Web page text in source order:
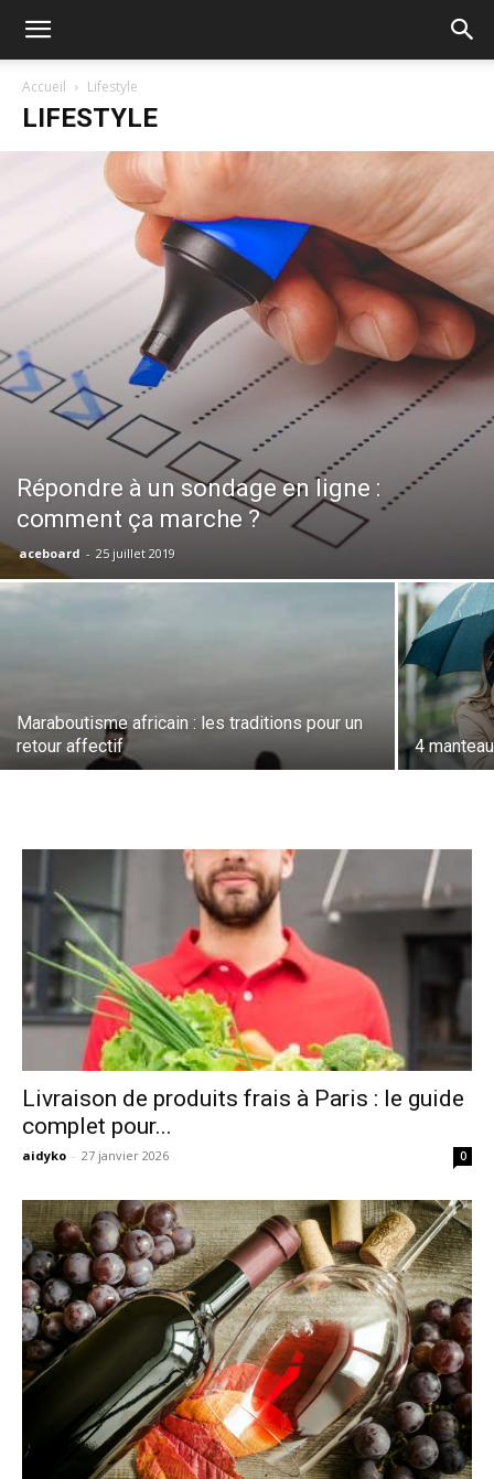
Accueil Lifestyle
LIFESTYLE
Répondre à un sondage en ligne :
comment ça marche ?
aceboard - 25 juillet 2019
Maraboutisme africain : les traditions pour un
retour affectif
4
Livraison de produits frais à Paris : le guide
complet pour...
aidyko - 27 janvier 2026 0